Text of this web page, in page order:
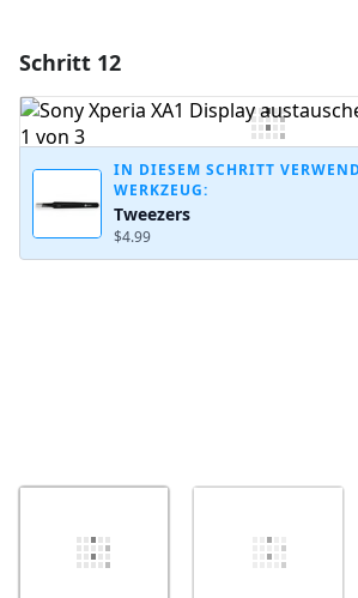
Kommentar hinzufügen
Schritt 12
IN DIESEM SCHRITT
WERKZEUG:
Tweezers
$4.99